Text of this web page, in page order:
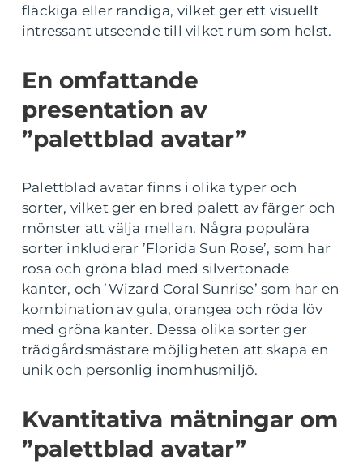
fläckiga eller randiga, vilket ger ett visuellt
intressant utseende till vilket rum som helst.
En omfattande
presentation av
”palettblad avatar”
Palettblad avatar finns i olika typer och
sorter, vilket ger en bred palett av färger och
mönster att välja mellan. Några populära
sorter inkluderar ’Florida Sun Rose’, som har
rosa och gröna blad med silvertonade
kanter, och ’Wizard Coral Sunrise’ som har en
kombination av gula, orangea och röda löv
med gröna kanter. Dessa olika sorter ger
trädgårdsmästare möjligheten att skapa en
unik och personlig inomhusmiljö.
Kvantitativa mätningar om
”palettblad avatar”